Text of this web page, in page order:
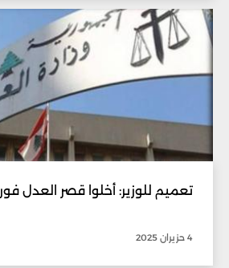
تعميم للوزير: أخلوا قصر العدل فوراً
4 حزيران 2025